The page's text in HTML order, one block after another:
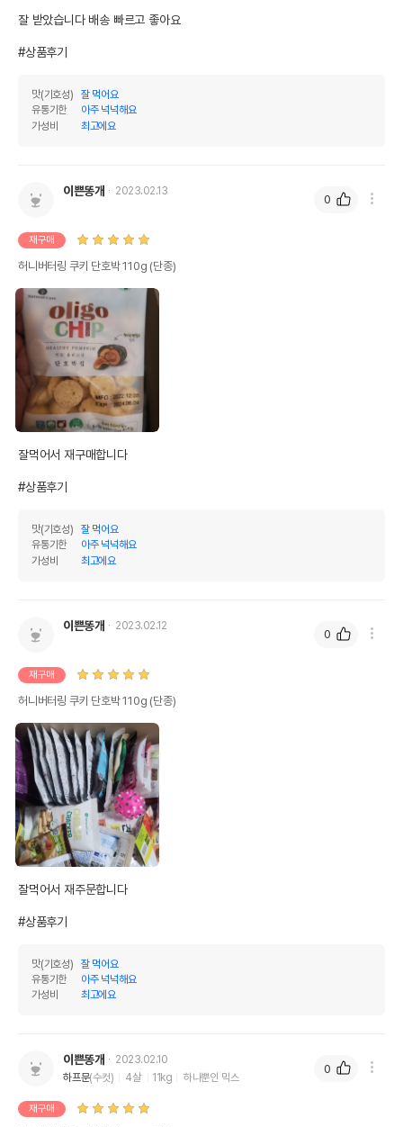
상품 필수 정보
받았음을 확인할수 있는
경우 그에 대한 사항
상세페이지 참조
제조국 또는 원산지
잘 받았습니다 배송 빠르고 좋아요
#상품후기
맛(기호성)
잘 먹어요
유통기한
아주 넉넉해요
가성비
최고에요
이쁜똥개 2023.02.13
재구매
허니버터링 쿠키 단호박 110g (단종)
잘먹어서 재구매합니다
#상품후기
맛(기호성)
잘 먹어요
유통기한
아주 넉넉해요
가성비
최고에요
0
이쁜똥개 2023.02.12
재구매
허니버터링 쿠키 단호박 110g (단종)
잘먹어서 재주문합니다
#상품후기
맛(기호성)
잘 먹어요
유통기한
아주 넉넉해요
가성비
최고에요
0
이쁜똥개
2023.02.10
하프문(수컷) 4살 11kg 하나뿐인 믹스
재구매
0